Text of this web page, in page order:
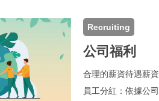
Recruiting
公司福利
合理的薪資待遇薪
員工分紅：依據公